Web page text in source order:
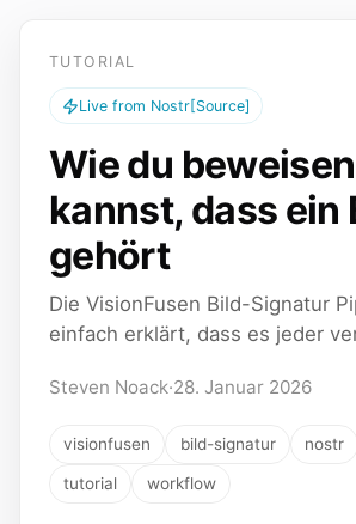
TUTORIAL
Live from Nostr[Source]
Wie du beweisen
kannst, dass ein
gehört
Die VisionFusen Bild-Signatur
einfach erklärt, dass es jeder
Steven Noack·28. Januar 2026
visionfusen bild-signatur nostr
tutorial workflow